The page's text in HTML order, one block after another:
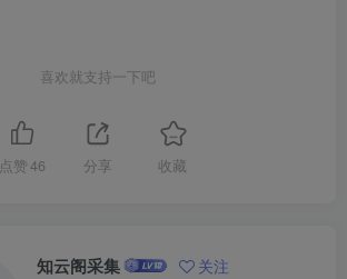
喜欢就支持一下吧
点赞 46 分享 收藏
知云阁采集 关注